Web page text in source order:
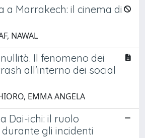
a Marrakech: il cinema di
NAWAL
Il fenomeno dei
all'interno dei social
EMMA ANGELA
Dai-ichi: il ruolo
gli incidenti